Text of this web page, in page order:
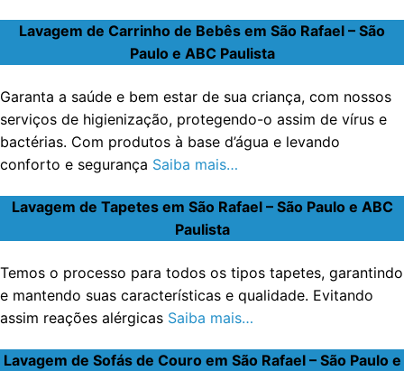
Lavagem de Carrinho de Bebês em São Rafael – São
Paulo e ABC Paulista
Garanta a saúde e bem estar de sua criança, com nossos
serviços de higienização, protegendo-o assim de vírus e
bactérias. Com produtos à base d’água e levando
conforto e segurança Saiba mais…
Lavagem de Tapetes em São Rafael – São Paulo e ABC
Paulista
Temos o processo para todos os tipos tapetes, garantindo
e mantendo suas características e qualidade. Evitando
assim reações alérgicas Saiba mais…
Lavagem de Sofás de Couro em São Rafael – São Paulo e